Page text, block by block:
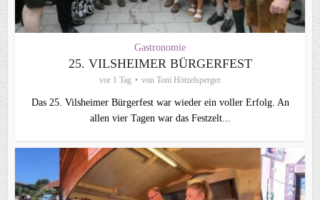
Gastronomie
25. VILSHEIMER BÜRGERFEST
vor 1 Tag von Toni Hötzelsperger
Das 25. Vilsheimer Bürgerfest war wieder ein voller Erfolg. An
allen vier Tagen war das Festzelt...